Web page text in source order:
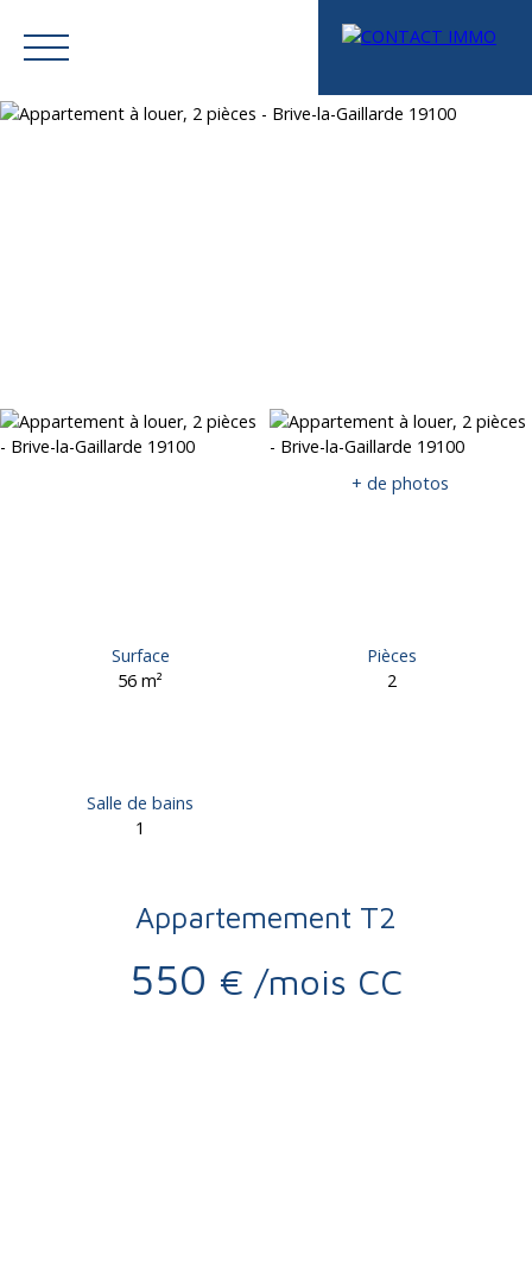
Mes favoris Espace vendeur Estimation
+ de photos
Surface
56m²
Pièces
2
Salle de bains
1
Appartemement T2
550 € /mois CC